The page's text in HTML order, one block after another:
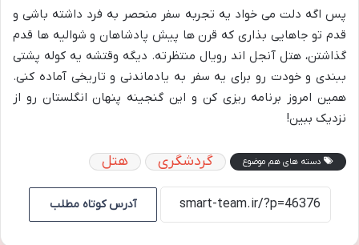
پس اگه دلت می خواد یه تجربه سفر منحصر به فرد داشته باشی و
قدم تو جاهایی بذاری که قرن ها پیش پادشاهان و شوالیه ها قدم
گذاشتن، هتل آنجل اند رویال منتظرته. دیگه وقتشه یه کوله پشتی
ببندی و خودت رو برای یه سفر به یادماندنی و تاریخی آماده کنی.
همین امروز برنامه ریزی کن و این گنجینه پنهان انگلستان رو از
نزدیک ببین!
دسته های هم موضوع گردشگری هتل
آدرس کوتاه مطلب